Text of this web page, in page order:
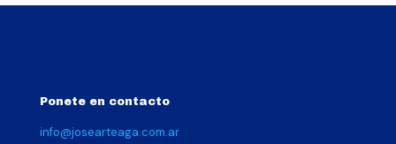
Ponete en contacto
info@josearteaga.com.ar